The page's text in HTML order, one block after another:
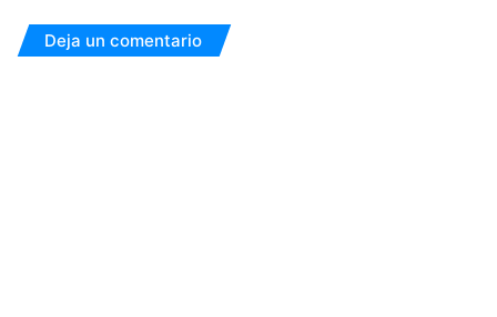
Deja un comentario